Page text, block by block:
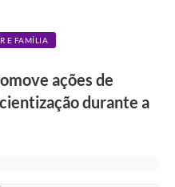
E FAMÍLIA
ações de
durante a